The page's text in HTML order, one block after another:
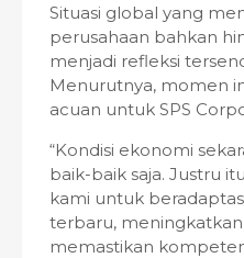
Situasi global yang
perusahaan bahkan
menjadi refleksi
Menurutnya, momen
acuan untuk SPS
“Kondisi ekonomi
baik-baik saja. Justru
kami untuk
terbaru,
memastikan